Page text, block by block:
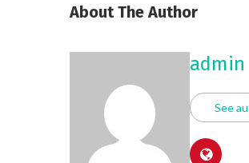
About The Author
admin
See